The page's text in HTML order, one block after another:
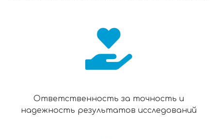
Ответственность за точность и
надежность результатов исследований